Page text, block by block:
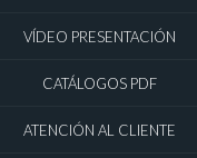
VÍDEO PRESENTACIÓN
CATÁLOGOS PDF
ATENCIÓN AL CLIENTE